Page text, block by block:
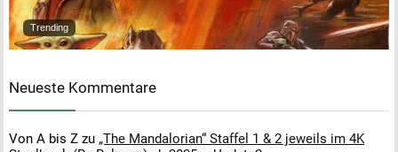
Trending
Neueste Kommentare
Von A bis Z zu „The Mandalorian“ Staffel 1 & 2 jeweils im 4K